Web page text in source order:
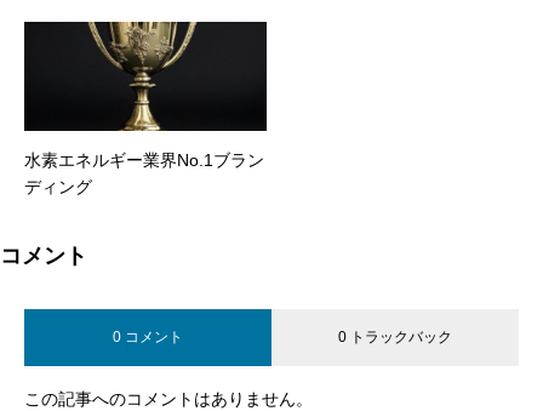
水素エネルギー業界No.1ブラン
ディング
コメント
0 コメント 0 トラックバック
この記事へのコメントはありません。